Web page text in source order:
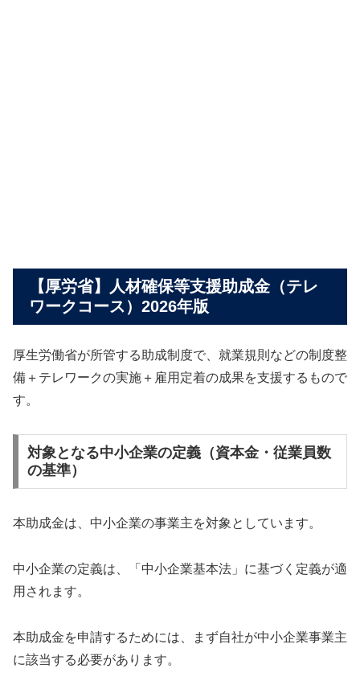
【厚労省】人材確保等支援助成金（テレ
ワークコース）2026年版
厚生労働省が所管する助成制度で、就業規則などの制度整
備＋テレワークの実施＋雇用定着の成果を支援するもので
す。
対象となる中小企業の定義（資本金・従業員数
の基準）
本助成金は、中小企業の事業主を対象としています。
中小企業の定義は、「中小企業基本法」に基づく定義が適
用されます。
本助成金を申請するためには、まず自社が中小企業事業主
に該当する必要があります。